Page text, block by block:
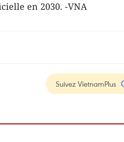
en 2030. -VNA
Suivez VietnamPlus